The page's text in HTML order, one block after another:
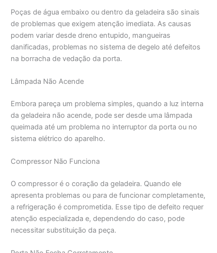
Poças de água embaixo ou dentro da geladeira são sinais
de problemas que exigem atenção imediata. As causas
podem variar desde dreno entupido, mangueiras
danificadas, problemas no sistema de degelo até defeitos
na borracha de vedação da porta.
Lâmpada Não Acende
Embora pareça um problema simples, quando a luz interna
da geladeira não acende, pode ser desde uma lâmpada
queimada até um problema no interruptor da porta ou no
sistema elétrico do aparelho.
Compressor Não Funciona
O compressor é o coração da geladeira. Quando ele
apresenta problemas ou para de funcionar completamente,
a refrigeração é comprometida. Esse tipo de defeito requer
atenção especializada e, dependendo do caso, pode
necessitar substituição da peça.